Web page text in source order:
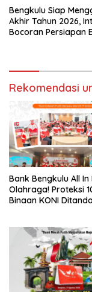
Bengkulu Siap
Akhir Tahun 2026,
Bocoran Persiapan
Rekomendasi
Bank Bengkulu All In
Olahraga! Proteksi
Binaan KONI